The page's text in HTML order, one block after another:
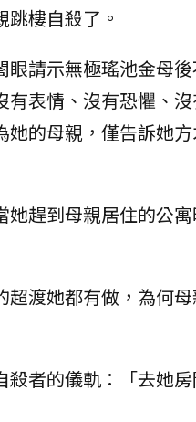
樓自殺了。
請示無極瑤池金母
表情、沒有恐懼、
的母親，僅告訴她
趕到母親居住的公
渡她都有做，為何
者的儀軌：「去她